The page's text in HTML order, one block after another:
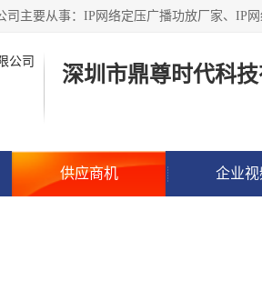
深圳市鼎尊时代科
供应商机 企业视